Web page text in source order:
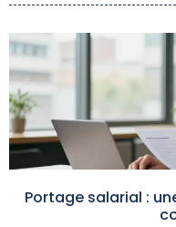
Portage salarial :